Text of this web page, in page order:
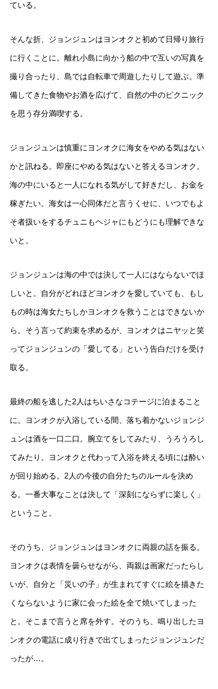
ている。
そんな折、ジョンジュンはヨンオクと初めて日帰り旅行
に行くことに。離れ小島に向かう船の中で互いの写真を
撮り合ったり、島では自転車で周遊したりして遊ぶ。準
備してきた食物やお酒を広げて、自然の中のピクニック
を思う存分満喫する。
ジョンジュンは慎重にヨンオクに海女をやめる気はない
かと訊ねる。即座にやめる気はないと答えるヨンオク。
海の中にいると一人になれる気がして好きだし、お金を
稼ぎたい。海女は一心同体だと言うくせに、いつでもよ
そ者扱いをするチュニもヘジャにもどうにも理解できな
いと。
ジョンジュンは海の中では決して一人にはならないでほ
しいと。自分がどれほどヨンオクを愛していても、もし
もの時は海女たちしかヨンオクを救うことはできないか
ら。そう言って約束を求めるが、ヨンオクはニヤッと笑
ってジョンジュンの「愛してる」という告白だけを受け
取る。
最終の船を逃した2人はちいさなコテージに泊まること
に。ヨンオクが入浴している間、落ち着かないジョンジ
ュンは酒を一口二口。腕立てをしてみたり、うろうろし
てみたり。ヨンオクと代わって入浴を終える頃には酔い
が回り始める。2人の今後の自分たちのルールを決め
る。一番大事なことは決して「深刻にならずに楽しく」
ということ。
そのうち、ジョンジュンはヨンオクに両親の話を振る。
ヨンオクは表情を曇らせながら、両親は画家だったらし
いが、自分と「災いの子」が生まれてすぐに絵を描きた
くならないように家に会った絵を全て焼いてしまった
と。そこまで言うと席を外す。そのうち、鳴り出したヨ
ンオクの電話に成り行きで出てしまったジョンジュンだ
ったが…。